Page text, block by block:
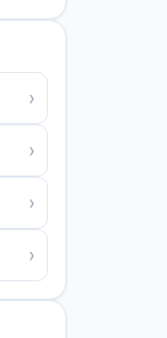
›
›
›
›